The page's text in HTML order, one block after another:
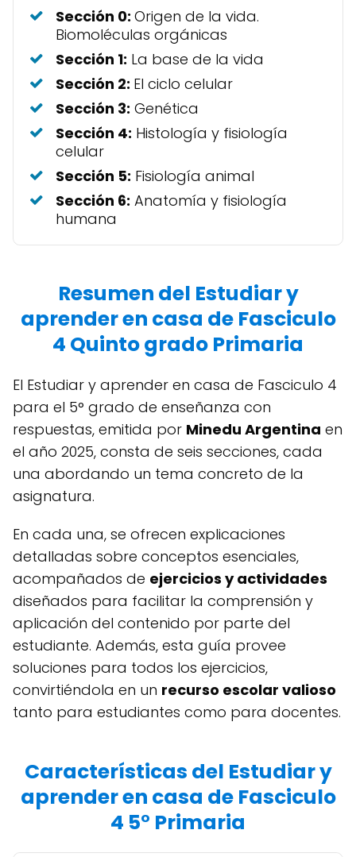
Sección 0: Origen de la vida.
Biomoléculas orgánicas
Sección 1: La base de la vida
Sección 2: El ciclo celular
Sección 3: Genética
Sección 4: Histología y fisiología
celular
Sección 5: Fisiología animal
Sección 6: Anatomía y fisiología
humana
Resumen del Estudiar y
aprender en casa de Fasciculo
4 Quinto grado Primaria
El Estudiar y aprender en casa de Fasciculo 4
para el 5° grado de enseñanza con
respuestas, emitida por Minedu Argentina en
el año 2025, consta de seis secciones, cada
una abordando un tema concreto de la
asignatura.
En cada una, se ofrecen explicaciones
detalladas sobre conceptos esenciales,
acompañados de ejercicios y actividades
diseñados para facilitar la comprensión y
aplicación del contenido por parte del
estudiante. Además, esta guía provee
soluciones para todos los ejercicios,
convirtiéndola en un recurso escolar valioso
tanto para estudiantes como para docentes.
Características del Estudiar y
aprender en casa de Fasciculo
4 5° Primaria